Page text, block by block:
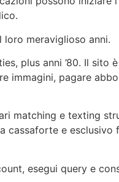
meraviglioso anni.
plus anni ’80. Il sito è
immagini, pagare
matching e texting
cassaforte e esclusivo
esegui query e